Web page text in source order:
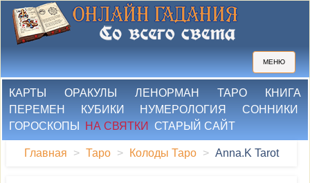
МЕНЮ
КАРТЫ ОРАКУЛЫ ЛЕНОРМАН ТАРО
КНИГА
ПЕРЕМЕН
КУБИКИ НУМЕРОЛОГИЯ
СОННИКИ
ГОРОСКОПЫ
НА СВЯТКИ СТАРЫЙ САЙТ
Главная Таро Колоды Таро Anna.K Tarot